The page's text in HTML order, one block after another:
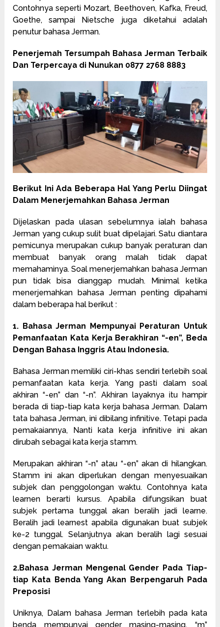
Contohnya seperti Mozart, Beethoven, Kafka, Freud,
Goethe, sampai Nietsche juga diketahui adalah
penutur bahasa Jerman.
Penerjemah Tersumpah Bahasa Jerman Terbaik
Dan Terpercaya di Nunukan 0877 2768 8883
Berikut Ini Ada Beberapa Hal Yang Perlu Diingat
Dalam Menerjemahkan Bahasa Jerman
Dijelaskan pada ulasan sebelumnya ialah bahasa
Jerman yang cukup sulit buat dipelajari. Satu diantara
pemicunya merupakan cukup banyak peraturan dan
membuat banyak orang malah tidak dapat
memahaminya. Soal menerjemahkan bahasa Jerman
pun tidak bisa dianggap mudah. Minimal ketika
menerjemahkan bahasa Jerman penting dipahami
dalam beberapa hal berikut :
1. Bahasa Jerman Mempunyai Peraturan Untuk
Pemanfaatan Kata Kerja Berakhiran “-en”, Beda
Dengan Bahasa Inggris Atau Indonesia.
Bahasa Jerman memiliki ciri-khas sendiri terlebih soal
pemanfaatan kata kerja. Yang pasti dalam soal
akhiran “-en” dan “-n”. Akhiran layaknya itu hampir
berada di tiap-tiap kata kerja bahasa Jerman. Dalam
tata bahasa Jerman, ini dibilang infinitive. Tetapi pada
pemakaiannya, Nanti kata kerja infinitive ini akan
dirubah sebagai kata kerja stamm.
Merupakan akhiran “-n” atau “-en” akan di hilangkan.
Stamm ini akan diperlukan dengan menyesuaikan
subjek dan penggolongan waktu. Contohnya kata
learnen berarti kursus. Apabila difungsikan buat
subjek pertama tunggal akan beralih jadi learne.
Beralih jadi learnest apabila digunakan buat subjek
ke-2 tunggal. Selanjutnya akan beralih lagi sesuai
dengan pemakaian waktu.
2.Bahasa Jerman Mengenal Gender Pada Tiap-
tiap Kata Benda Yang Akan Berpengaruh Pada
Preposisi
Uniknya, Dalam bahasa Jerman terlebih pada kata
benda mempunyai gender masing-masing. “m”